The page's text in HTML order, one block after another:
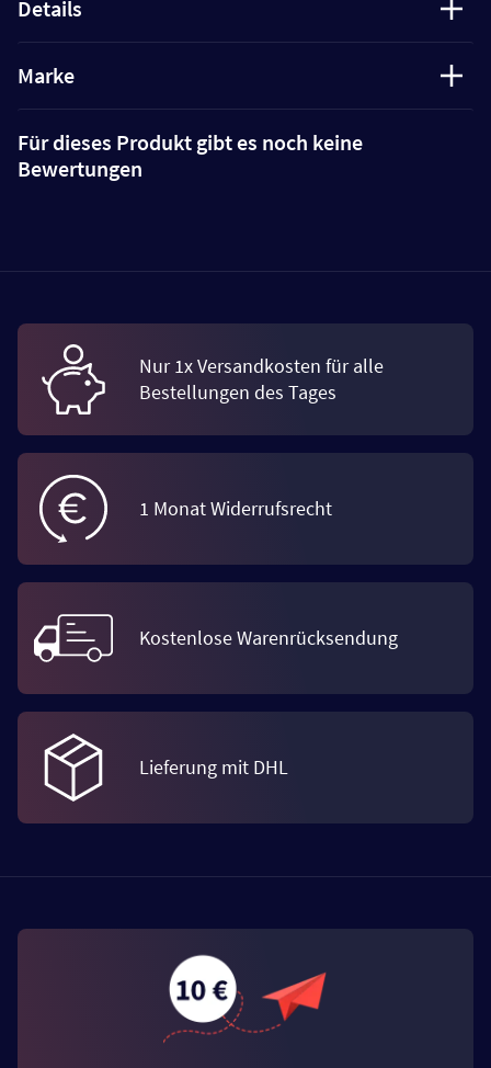
Details
Marke
Für dieses Produkt gibt es noch keine
Bewertungen
Nur 1x Versandkosten für alle
Bestellungen des Tages
1 Monat Widerrufsrecht
Kostenlose Warenrücksendung
Lieferung mit DHL